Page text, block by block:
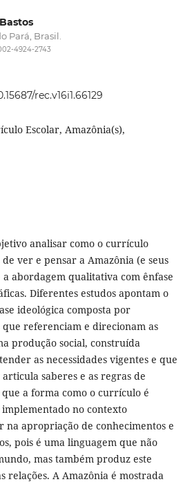
Pará, Brasil.
4924-2743
rec.v16i1.66129
Escolar, Amazônia(s),
analisar como o currículo
ver e pensar a Amazônia (e seus
abordagem qualitativa com ênfase
Diferentes estudos apontam o
ideológica composta por
que referenciam e direcionam as
produção social, construída
as necessidades vigentes e que
saberes e as regras de
a forma como o currículo é
no contexto
apropriação de conhecimentos e
pois é uma linguagem que não
mas também produz este
relações. A Amazônia é mostrada